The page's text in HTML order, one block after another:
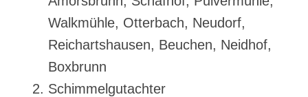
Walkmühle, Otterbach, Neudorf,
Reichartshausen, Beuchen, Neidhof,
Boxbrunn
Schimmelgutachter